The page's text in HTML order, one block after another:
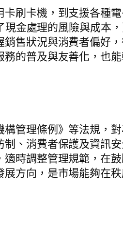
刷卡機，到支援各種
金處理的風險與成本
售狀況與消費者偏好
的普及與友善化，也
管理條例》等法規，
、消費者保護及資訊安
時調整管理規範，在
方向，是市場能夠在